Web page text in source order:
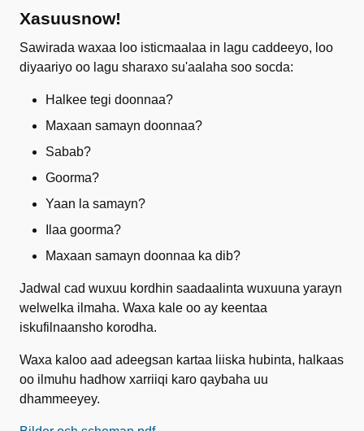
Xasuusnow!
Sawirada waxaa loo isticmaalaa in lagu caddeeyo, loo
diyaariyo oo lagu sharaxo su'aalaha soo socda:
Halkee tegi doonnaa?
Maxaan samayn doonnaa?
Sabab?
Goorma?
Yaan la samayn?
Ilaa goorma?
Maxaan samayn doonnaa ka dib?
Jadwal cad wuxuu kordhin saadaalinta wuxuuna yarayn
welwelka ilmaha. Waxa kale oo ay keentaa
iskufilnaansho korodha.
Waxa kaloo aad adeegsan kartaa liiska hubinta, halkaas
oo ilmuhu hadhow xarriiqi karo qaybaha uu
dhammeeyey.